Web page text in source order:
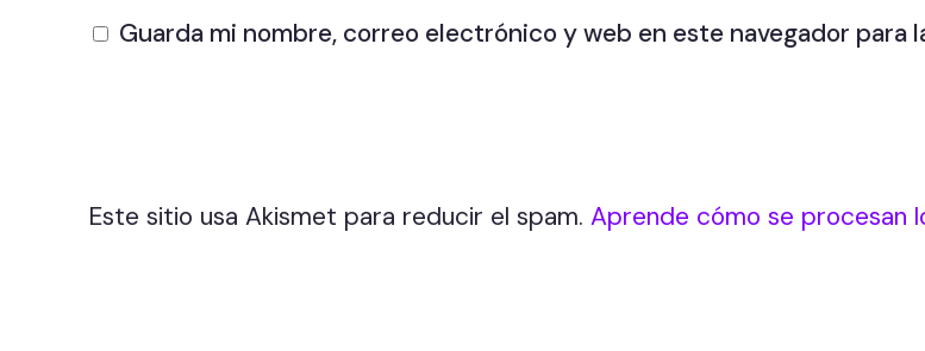
Guarda mi nombre, correo electrónico y web en este navegador para
Este sitio usa Akismet para reducir el spam. Aprende cómo se procesan